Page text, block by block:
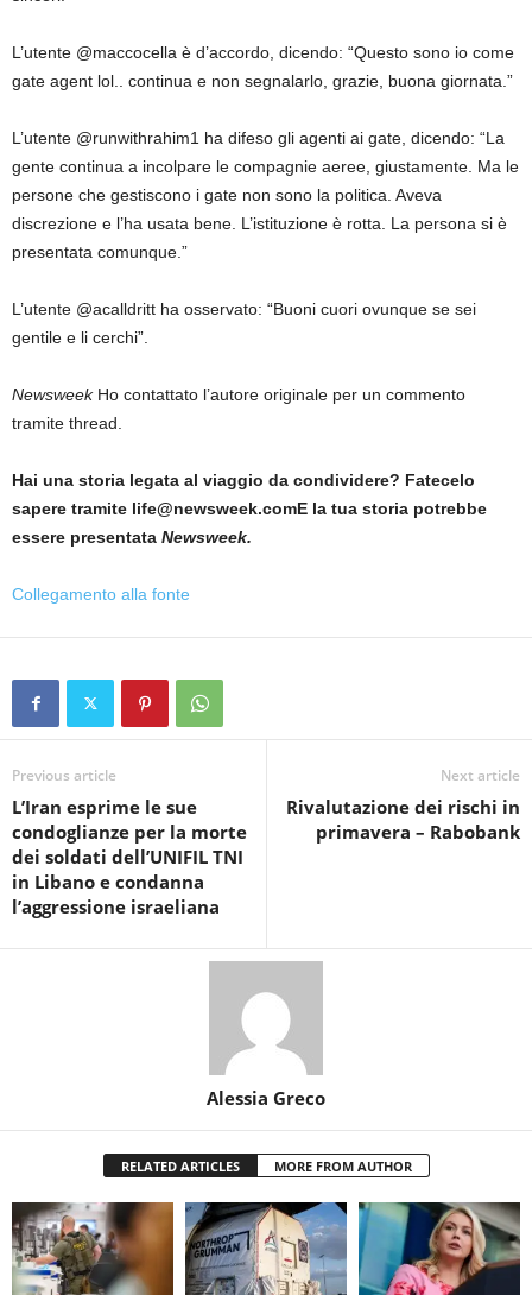
L’utente @maccocella è d’accordo, dicendo: “Questo sono io come
gate agent lol.. continua e non segnalarlo, grazie, buona giornata.”
L’utente @runwithrahim1 ha difeso gli agenti ai gate, dicendo: “La
gente continua a incolpare le compagnie aeree, giustamente. Ma le
persone che gestiscono i gate non sono la politica. Aveva
discrezione e l’ha usata bene. L’istituzione è rotta. La persona si è
presentata comunque.”
L’utente @acalldritt ha osservato: “Buoni cuori ovunque se sei
gentile e li cerchi”.
NewsweekHo contattato l’autore originale per un commento
tramite thread.
Hai una storia legata al viaggio da condividere? Fatecelo
sapere tramite life@newsweek.comE la tua storia potrebbe
essere presentata Newsweek.
Collegamento alla fonte
Previous article
L’Iran esprime le sue
condoglianze per la morte
dei soldati dell’UNIFIL TNI
in Libano e condanna
l’aggressione israeliana
Next article
Rivalutazione dei rischi in
primavera – Rabobank
Alessia Greco
RELATED ARTICLES MORE FROM AUTHOR